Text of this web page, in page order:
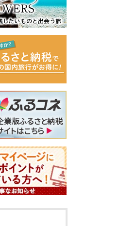
願っています。ぜひ、この
機会に出雲市への温かいご
支援をよろしくお願いいた
します。